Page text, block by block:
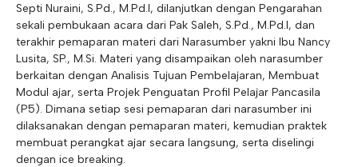
Septi Nuraini, S.Pd., M.Pd.I, dilanjutkan dengan Pengarahan
sekali pembukaan acara dari Pak Saleh, S.Pd., M.Pd.I, dan
terakhir pemaparan materi dari Narasumber yakni Ibu Nancy
Lusita, SP., M.Si. Materi yang disampaikan oleh narasumber
berkaitan dengan Analisis Tujuan Pembelajaran, Membuat
Modul ajar, serta Projek Penguatan Profil Pelajar Pancasila
(P5). Dimana setiap sesi pemaparan dari narasumber ini
dilaksanakan dengan pemaparan materi, kemudian praktek
membuat perangkat ajar secara langsung, serta diselingi
dengan ice breaking.